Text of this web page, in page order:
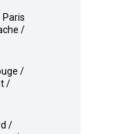
/
/